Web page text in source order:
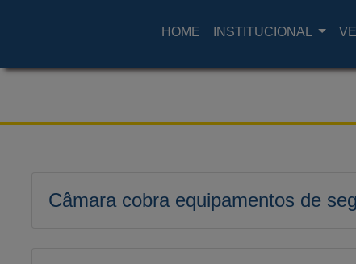
HOME INSTITUCIONAL
Câmara cobra equipamentos de